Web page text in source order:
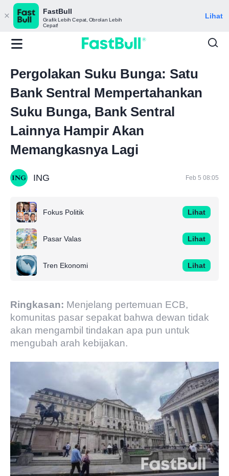
FastBull
Grafik Lebih Cepat, Obrolan Lebih
Cepat!
Lihat
Pergolakan Suku Bunga: Satu
Bank Sentral Mempertahankan
Suku Bunga, Bank Sentral
Lainnya Hampir Akan
Memangkasnya Lagi
ING Feb 5 08:05
Fokus Politik Lihat
Pasar Valas Lihat
Tren Ekonomi Lihat
Ringkasan: Menjelang pertemuan ECB,
komunitas pasar sepakat bahwa dewan tidak
akan mengambil tindakan apa pun untuk
mengubah arah kebijakan.